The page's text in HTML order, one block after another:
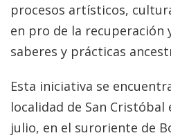
procesos artísticos,
en pro de la recuperación
saberes y prácticas
Esta iniciativa se
localidad de San Cristóbal
julio, en el suroriente de